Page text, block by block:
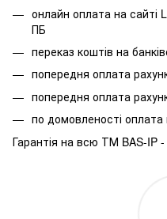
онлайн оплата на сайті
ПБ
переказ коштів на
попередня оплата
попередня оплата
по домовленості
Гарантія на всю ТМ BAS-IP -